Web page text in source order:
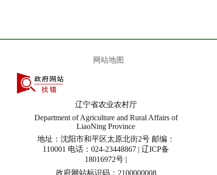
网站地图
辽宁省农业农村厅
Department of Agriculture and Rural Affairs of
LiaoNing Province
地址：沈阳市和平区太原北街2号 邮编：
110001 电话：024-23448867 | 辽ICP备
18016972号 |
政府网站标识码：2100000008